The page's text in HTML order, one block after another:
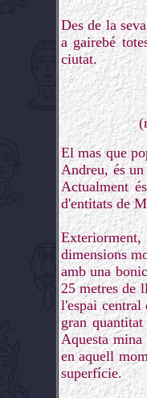
Des de la
a gairebé
ciutat.
El mas que
Andreu, és
Actualment
d'entitats de
dimensions
amb una
25 metres de
l'espai central
gran
Aquesta mina
en aquell
superfície.